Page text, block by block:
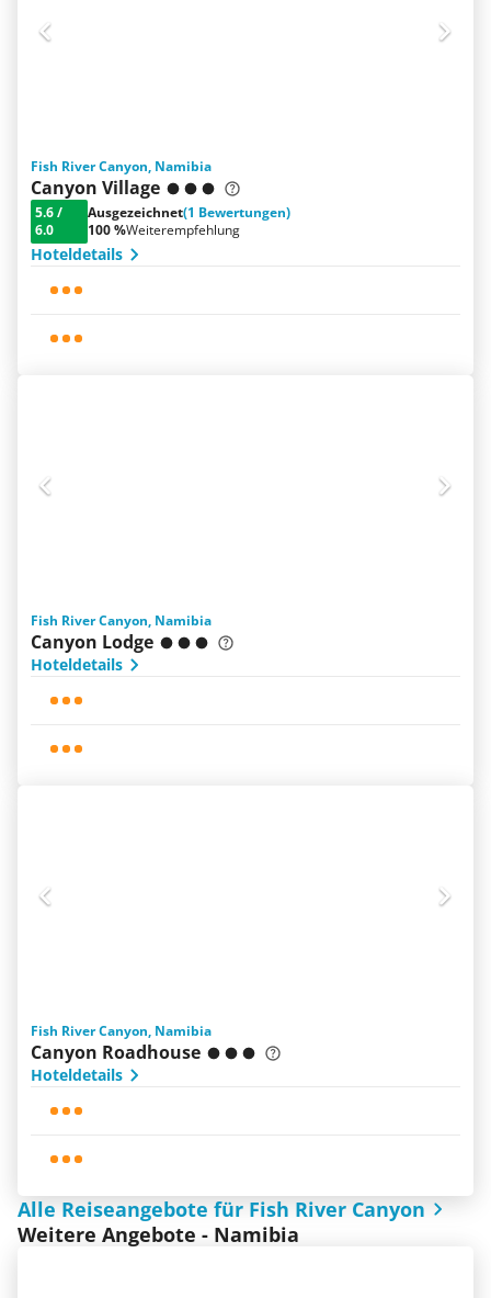
Fish River Canyon, Namibia
Canyon Village
5.6/
6.0
Ausgezeichnet(1 Bewertungen)
100 %Weiterempfehlung
Hoteldetails
Fish River Canyon, Namibia
Canyon Lodge
Hoteldetails
Fish River Canyon, Namibia
Canyon Roadhouse
Hoteldetails
Alle Reiseangebote für Fish River Canyon
Weitere Angebote - Namibia